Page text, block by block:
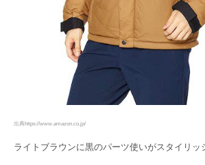
出典https://www.amazon.co.jp/
ライトブラウンに黒のパーツ使いがスタイリッ